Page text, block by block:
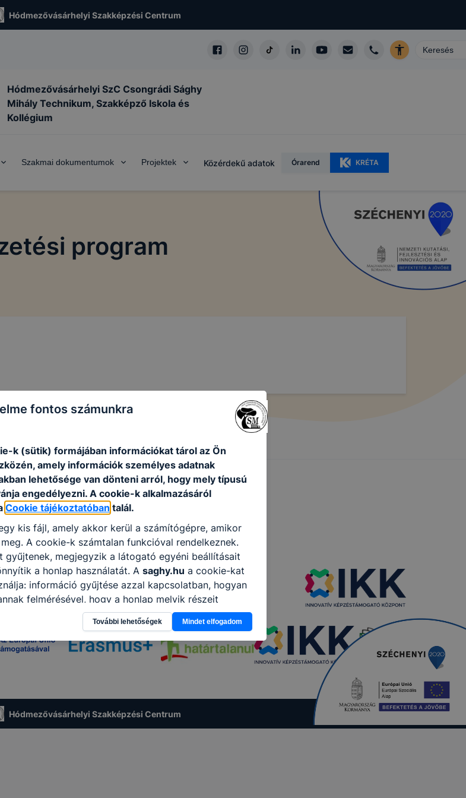
Hódmezővásárhelyi Szakképzési Centrum
Hódmezővásárhelyi SzC Csongrádi Sághy
Mihály Technikum, Szakképző Iskola és
Kollégium
Szakmai dokumentumok Projektek Közérdekű adatok Órarend KRÉTA
program
Hódmezővásárhelyi Szakképzési Centrum
fontos számunkra
k (sütik) formájában információkat tárol az Ön
amely információk személyes adatnak
lehetősége van dönteni arról, hogy mely típusú
engedélyezni. A cookie-k alkalmazásáról
Cookie tájékoztatóban talál.
kis fájl, amely akkor kerül a számítógépre, amikor
A cookie-k számtalan funkcióval rendelkeznek.
megjegyzik a látogató egyéni beállításait
a honlap használatát. A saghy.hu a cookie-kat
információ gyűjtése azzal kapcsolatban, hogyan
felmérésével, hogy a honlap melyik részeit
így megtudhatjuk, hogyan biztosítsunk Önnek
ha ismét meglátogatja oldalunkat, honlap
és hogyan tudja kikapcsolni a cookie-kat?
engedélyezi a cookie-k beállításának a változtatását. A
és folyamatainak megkönnyítése vagy
alkalmazásának megakadályozása vagy törlése által
nem lesznek képesek honlapunk funkcióinak
További lehetőségek Mindet elfogadom